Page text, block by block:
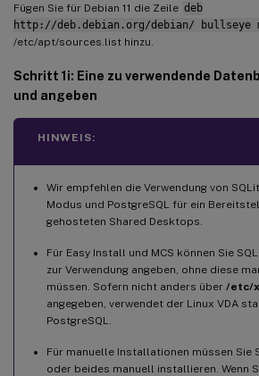
Fügen Sie für Debian 11 die Zeile deb
http://deb.debian.org/debian/ bullseye
/etc/apt/sources.list hinzu.
Schritt 1i: Eine zu verwendende
und angeben
HINWEIS:
Wir empfehlen die Verwendung von
Modus und PostgreSQL für ein
gehosteten Shared Desktops.
Für Easy Install und MCS können Sie
zur Verwendung angeben, ohne diese
müssen. Sofern nicht anders über /etc/
angegeben, verwendet der Linux VDA
PostgreSQL.
Für manuelle Installationen müssen Sie
oder beides manuell installieren. Wenn